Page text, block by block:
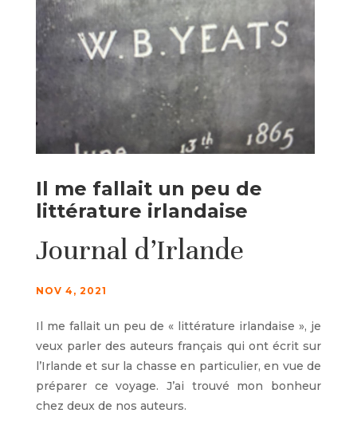
Il me fallait un peu de
littérature irlandaise
Journal d’Irlande
NOV 4, 2021
Il me fallait un peu de « littérature irlandaise », je
veux parler des auteurs français qui ont écrit sur
l’Irlande et sur la chasse en particulier, en vue de
préparer ce voyage. J’ai trouvé mon bonheur
chez deux de nos auteurs.